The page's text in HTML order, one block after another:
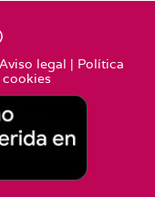
Aviso legal | Política